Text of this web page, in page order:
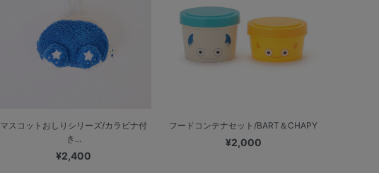
マスコットおしりシリーズ/カラビナ付
き...
¥2,400
フードコンテナセット/BART＆CHAPY
¥2,000